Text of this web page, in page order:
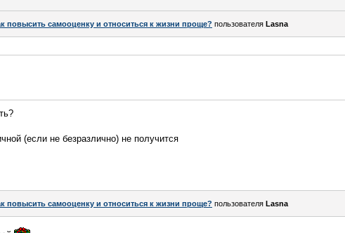
повысить самооценку и относиться к жизни проще? пользователя Lasna
(если не безразлично) не получится
повысить самооценку и относиться к жизни проще? пользователя Lasna